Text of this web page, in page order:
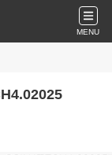
MENU